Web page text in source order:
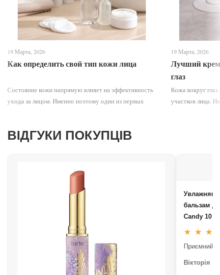
19 Марта, 2026
Как определить свой тип кожи лица
Состояние кожи напрямую влияет на эффективность
ухода за лицом. Именно поэтому один из первых
люди ис...
19 Марта, 2026
Лучший крем
глаз
Кожа вокруг
участков лица.
ВІДГУКИ ПОКУПЦІВ
бальзам
Candy ​​​​​​​10 g
★ ★ ★
Приємний
Вікторія